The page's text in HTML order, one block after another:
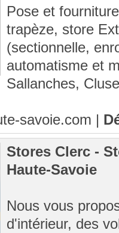
Pose et
trapèze, store
(sectionnelle,
automatisme et
Sallanches,
savoie.com |
Stores Clerc -
Haute-Savoie
Nous vous
d'intérieur, des